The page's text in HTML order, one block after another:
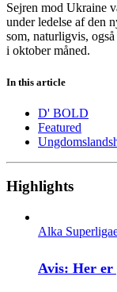
Sejren mod Ukraine
under ledelse af den
som, naturligvis,
i oktober måned.
In this article
D' BOLD
Featured
Highlights
Alka
Avis: Her er